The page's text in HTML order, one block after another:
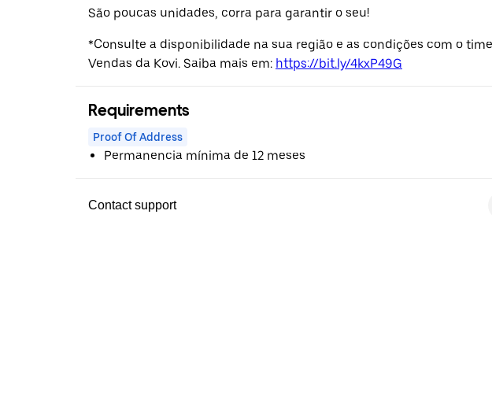
São poucas unidades, corra para garantir o seu!
*Consulte a disponibilidade na sua região e as condições com o
Vendas da Kovi. Saiba mais em: https://bit.ly/4kxP49G
Requirements
Proof Of Address
Permanencia mínima de 12 meses
Contact support